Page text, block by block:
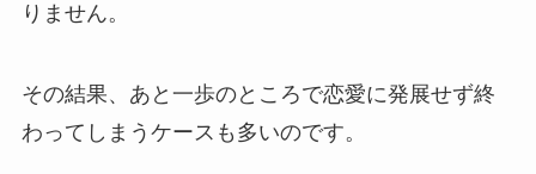
りません。
その結果、あと一歩のところで恋愛に発展せず終
わってしまうケースも多いのです。